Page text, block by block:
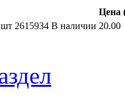
Цена
2615934 В наличии 20.00